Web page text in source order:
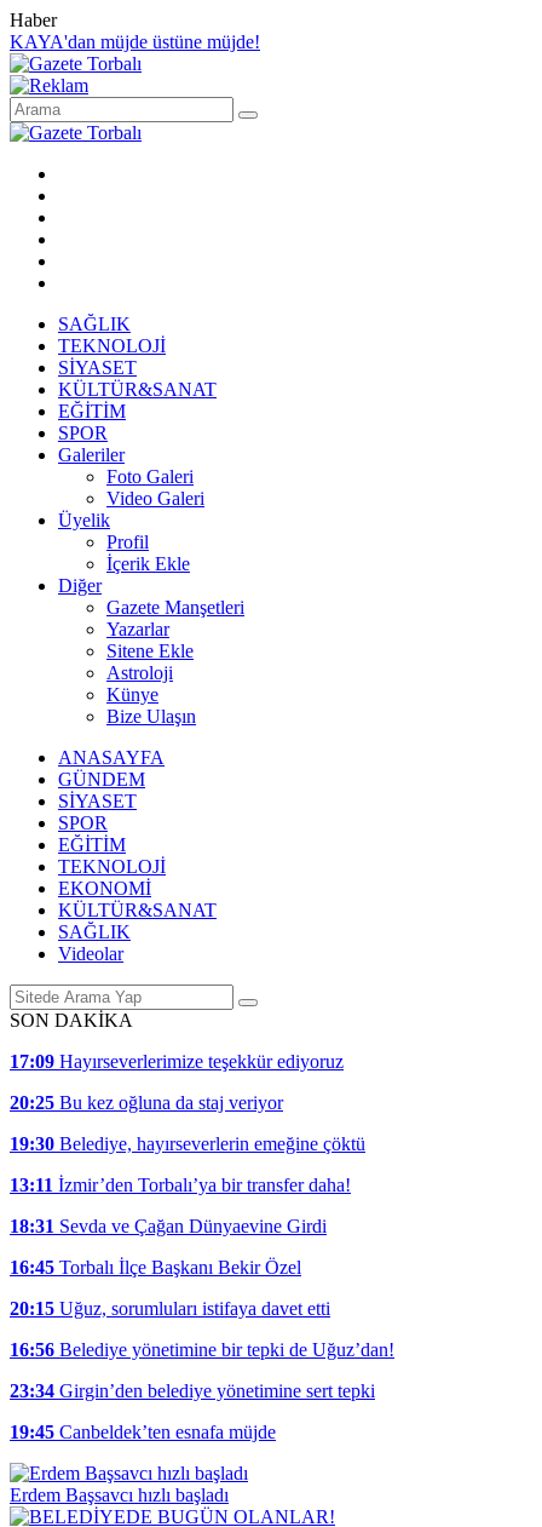
Haber
KAYA'dan müjde üstüne müjde!
SAĞLIK
TEKNOLOJİ
SİYASET
KÜLTÜR&SANAT
EĞİTİM
SPOR
Galeriler
Foto Galeri
Video Galeri
Üyelik
Profil
İçerik Ekle
Diğer
Gazete Manşetleri
Yazarlar
Sitene Ekle
Astroloji
Künye
Bize Ulaşın
ANASAYFA
GÜNDEM
SİYASET
SPOR
EĞİTİM
TEKNOLOJİ
EKONOMİ
KÜLTÜR&SANAT
SAĞLIK
Videolar
SON DAKİKA
17:09 Hayırseverlerimize teşekkür ediyoruz
20:25 Bu kez oğluna da staj veriyor
19:30 Belediye, hayırseverlerin emeğine çöktü
13:11 İzmir’den Torbalı’ya bir transfer daha!
18:31 Sevda ve Çağan Dünyaevine Girdi
16:45 Torbalı İlçe Başkanı Bekir Özel
20:15 Uğuz, sorumluları istifaya davet etti
16:56 Belediye yönetimine bir tepki de Uğuz’dan!
23:34 Girgin’den belediye yönetimine sert tepki
19:45 Canbeldek’ten esnafa müjde
Erdem Başsavcı hızlı başladı